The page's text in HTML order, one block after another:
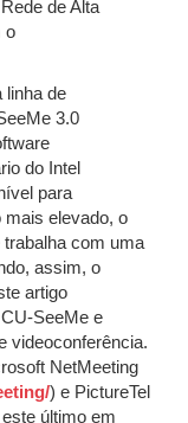
de Alta
o
linha de
3.0
do Intel
para
mais elevado, o
trabalha com uma
assim, o
artigo
SeeMe e
videoconferência.
NetMeeting
) e PictureTel
último em